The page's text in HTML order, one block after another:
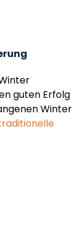
guten Erfolg
Winter